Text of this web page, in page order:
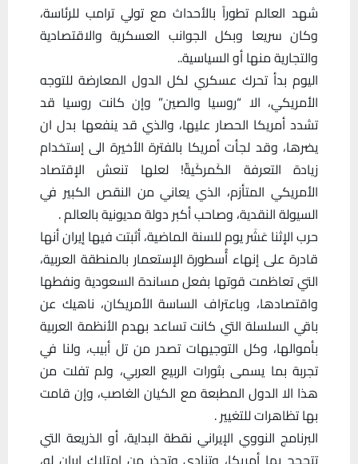
شهد العالم تطوراً بالأحداث مع تولي ترامب للرئاسة،
وكان سريعا وبكل الجوانب العسكرية والاقتصادية
والتجارية منها أو السياسية..
اليوم بدأ تحرك عسكري لكل الدول المعارضة للتوجه
الأمريكي، الا “روسيا والصين” وإن كانت روسيا قد
تشدد أمريكا الحصار عليها، والذي قد ينفعها بدل ان
يضرها، وقد لجأت أمريكا بالفترة الأخيرة الى إستخدام
زيادة التعرفة الكَمركَيةّ! لعلها تنعش الإقتصاد
الأمريكي المتأزم، الذي يعاني من النقص الكبير في
السيولة النقدية، وصاحب أكبر دولة مديونية بالعالم .
حرب الإثنا عَشَر يوم للسنة الماضية، أثبتت فيها إيران أنها
قادرة على إنهاء أُسطورة الإستعمار بالمنطقة العربية،
التي تعاظمت قوتها بفعل مساندة السعودية ونفطها
واقتصادها، وباعتراف الساسة الأمريكان، ناهيك عن
باقي السلسلة التي كانت تساعد بهدم الأنظمة العربية
بأموالها، وكل التوجيهات تصدر من تل أبيب، ولنا في
تجربة بما يسمى بثورات الربيع العربي، ولم تفلت من
هذا الا الدول المطبعة مع الكيان الغاصب، وإن قامت
بها تظاهرات للتغيير .
البرنامج النووي الإيراني نقطة البداية، أو الذريعة التي